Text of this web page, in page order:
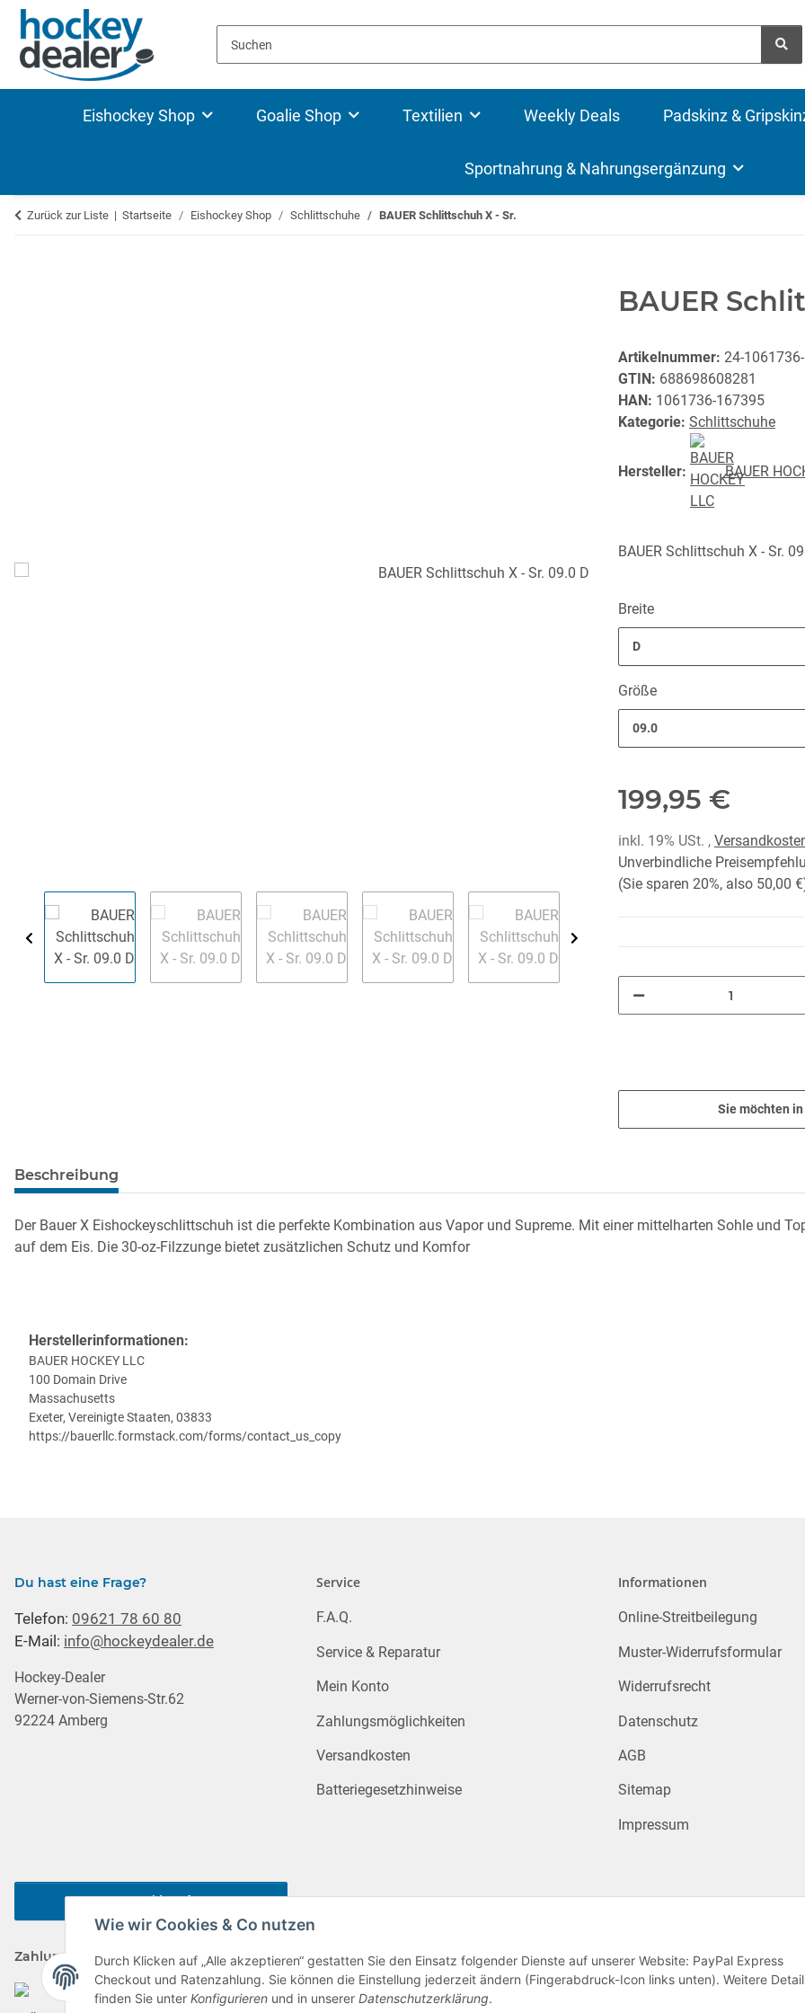
Wie wir Cookies & Co nutzen
Durch Klicken auf „Alle akzeptieren“ gestatten Sie den Einsatz folgender Dienste auf unserer Website: PayPal Express
Checkout und Ratenzahlung. Sie können die Einstellung jederzeit ändern (Fingerabdruck-Icon links unten). Weitere
finden Sie unter Konfigurieren und in unserer Datenschutzerklärung.
Eishockey Shop Goalie Shop Textilien Weekly Deals Padskinz &
Sportnahrung & Nahrungsergänzung
Zurück zur Liste Startseite Eishockey Shop Schlittschuhe BAUER Schlittschuh X - Sr.
BAUER
Artikelnummer: 24-
GTIN: 688698608281
HAN: 1061736-167395
Kategorie: Schlittschuhe
Hersteller: BAUER
BAUER Schlittschuh X - Sr.
Breite
D
Größe
09.0
199,95 €
inkl. 19% USt. ,
Unverbindliche
(Sie sparen 20%, also 50,00 €
Sie möchten
Beschreibung
Der Bauer X Eishockeyschlittschuh ist die perfekte Kombination aus Vapor und Supreme. Mit einer mittelharten Sohle und
auf dem Eis. Die 30-oz-Filzzunge bietet zusätzlichen Schutz und Komfor
Herstellerinformationen:
BAUER HOCKEY LLC
100 Domain Drive
Massachusetts
Exeter, Vereinigte Staaten, 03833
https://bauerllc.formstack.com/forms/contact_us_copy
Du hast eine Frage?
Telefon: 09621 78 60 80
E-Mail: info@hockeydealer.de
Hockey-Dealer
Werner-von-Siemens-Str.62
92224 Amberg
Service
F.A.Q.
Service & Reparatur
Mein Konto
Zahlungsmöglichkeiten
Versandkosten
Batteriegesetzhinweise
Informationen
Online-Streitbeilegung
Muster-Widerrufsformular
Widerrufsrecht
Datenschutz
AGB
Sitemap
Impressum
Vertrag widerrufen
Zahlungsarten